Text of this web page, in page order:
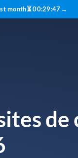
month⏳00:29:45→